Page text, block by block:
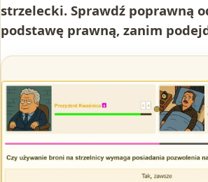
strzelecki. Sprawdź poprawną
podstawę prawną, zanim